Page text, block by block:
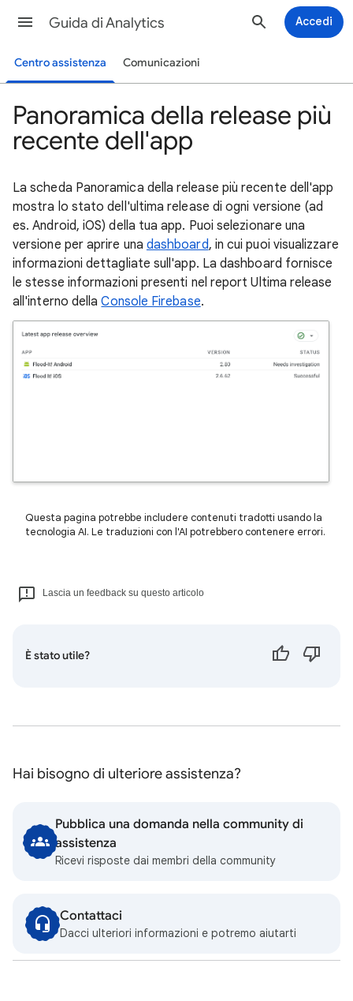
Guida di Analytics Accedi
Centro assistenza Comunicazioni
Panoramica della release più
recente dell'app
La scheda Panoramica della release più recente dell'app
mostra lo stato dell'ultima release di ogni versione (ad
es. Android, iOS) della tua app. Puoi selezionare una
versione per aprire una dashboard, in cui puoi visualizzare
informazioni dettagliate sull'app. La dashboard fornisce
le stesse informazioni presenti nel report Ultima release
all'interno dellaConsole Firebase.
Questa pagina potrebbe includere contenuti tradotti usando la
tecnologia AI. Le traduzioni con l'AI potrebbero contenere errori.
Lascia un feedback su questo articolo
È stato utile?
Hai bisogno di ulteriore assistenza?
Pubblica una domanda nella community di
assistenza
Ricevi risposte dai membri della community
Contattaci
Dacci ulteriori informazioni e potremo aiutarti